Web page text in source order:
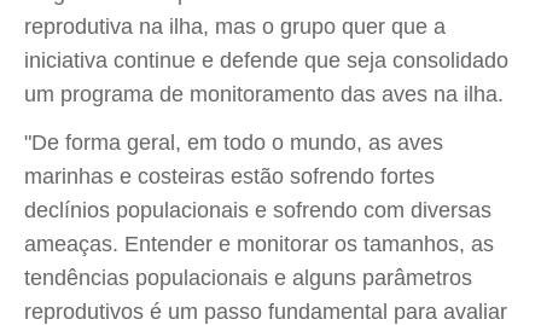
reprodutiva na ilha, mas o grupo quer que a
iniciativa continue e defende que seja consolidado
um programa de monitoramento das aves na ilha.
"De forma geral, em todo o mundo, as aves
marinhas e costeiras estão sofrendo fortes
declínios populacionais e sofrendo com diversas
ameaças. Entender e monitorar os tamanhos, as
tendências populacionais e alguns parâmetros
reprodutivos é um passo fundamental para avaliar